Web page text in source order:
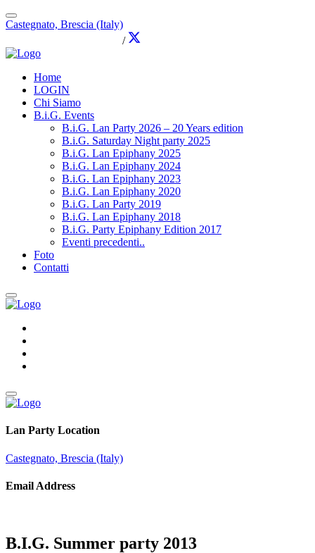
Castegnato, Brescia (Italy)
/
Home
LOGIN
Chi Siamo
B.i.G. Events
B.i.G. Lan Party 2026 – 20 Years edition
B.i.G. Saturday Night party 2025
B.i.G. Lan Epiphany 2025
B.i.G. Lan Epiphany 2024
B.i.G. Lan Epiphany 2023
B.i.G. Lan Epiphany 2020
B.i.G. Lan Party 2019
B.i.G. Lan Epiphany 2018
B.i.G. Party Epiphany Edition 2017
Eventi precedenti..
Foto
Contatti
Lan Party Location
Castegnato, Brescia (Italy)
Email Address
B.I.G. Summer party 2013